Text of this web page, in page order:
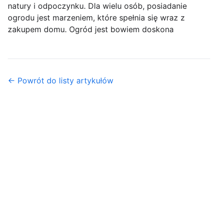
natury i odpoczynku. Dla wielu osób, posiadanie
ogrodu jest marzeniem, które spełnia się wraz z
zakupem domu. Ogród jest bowiem doskona
← Powrót do listy artykułów